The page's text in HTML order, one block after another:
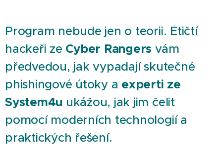
Program nebude jen o teorii. Etičtí
hackeři ze Cyber Rangers vám
předvedou, jak vypadají skutečné
phishingové útoky a experti ze
System4u ukážou, jak jim čelit
pomocí moderních technologií a
praktických řešení.